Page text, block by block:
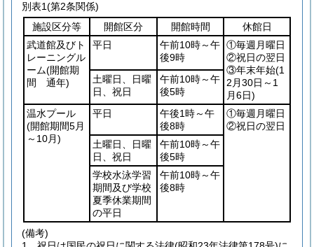
別表1(第2条関係)
施設区分等
開館区分 開館時間
休館日
武道館及びト
レーニングル
ーム(開館期
間 通年)
平日
午前10時～午
後9時
①毎週月曜日
②祝日の翌日
③年末年始(1
2月30日～1
月6日)
土曜日、日曜
日、祝日
午前10時～午
後5時
温水プール
(開館期間5月
～10月)
平日
午後1時～午
後8時
①毎週月曜日
②祝日の翌日
土曜日、日曜
日、祝日
午前10時～午
後5時
学校水泳学習
期間及び学校
夏季休業期間
の平日
午前10時～午
後8時
(備考)